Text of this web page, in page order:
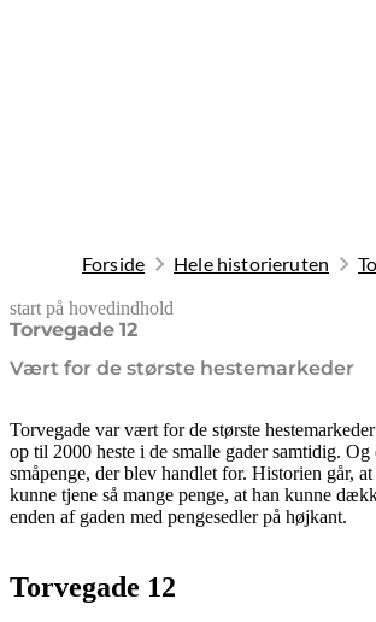
Forside Hele historieruten
start på hovedindhold
Torvegade 12
Vært for de største hestemarkeder
senest opdateret 9. februar 2026
Torvegade var vært for de største
op til 2000 heste i de smalle gader samtidig.
småpenge, der blev handlet for. Historien går, at
kunne tjene så mange penge, at han kunne
enden af gaden med pengesedler på højkant.
Torvegade 12